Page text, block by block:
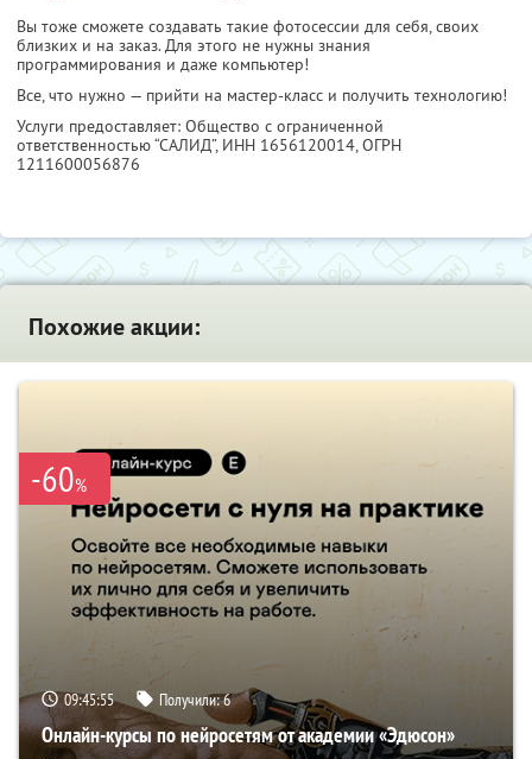
Вы тоже сможете создавать такие фотосессии для себя, своих
близких и на заказ. Для этого не нужны знания
программирования и даже компьютер!
Все, что нужно — прийти на мастер-класс и получить технологию!
Услуги предоставляет: Общество с ограниченной
ответственностью “САЛИД”, ИНН 1656120014, ОГРН
1211600056876
Похожие акции:
-60%
09:45:54 Получили:6
Онлайн-курсы по нейросетям от академии «Эдюсон»